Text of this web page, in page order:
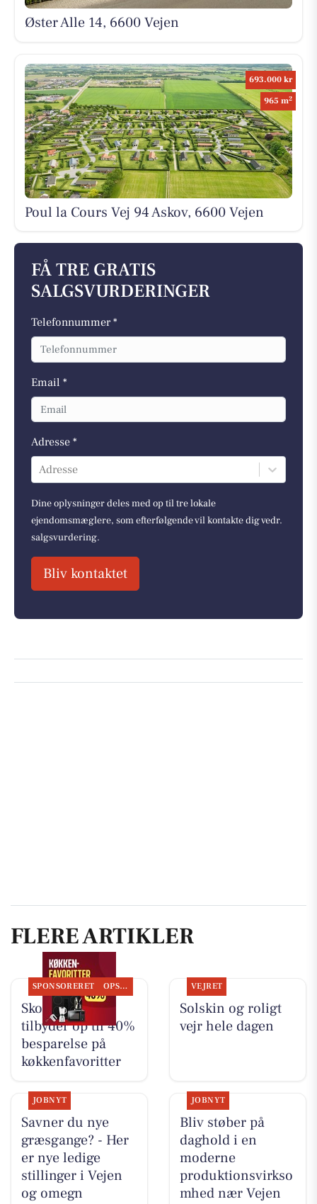
Øster Alle 14, 6600 Vejen
693.000 kr
965 m2
Poul la Cours Vej 94 Askov, 6600 Vejen
FÅ TRE GRATIS
SALGSVURDERINGER
Telefonnummer *
Email *
Adresse *
Adresse
Dine oplysninger deles med op til tre lokale
ejendomsmæglere, som efterfølgende vil kontakte dig vedr.
salgsvurdering.
Bliv kontaktet
FLERE ARTIKLER
SPONSORERET OPSLAGSTAVLEN
Skousen Vejen
tilbyder op til 40%
besparelse på
køkkenfavoritter
VEJRET
Solskin og roligt
vejr hele dagen
JOBNYT
Savner du nye
græsgange? - Her
er nye ledige
stillinger i Vejen
og omegn
JOBNYT
Bliv støber på
daghold i en
moderne
produktionsvirkso
mhed nær Vejen